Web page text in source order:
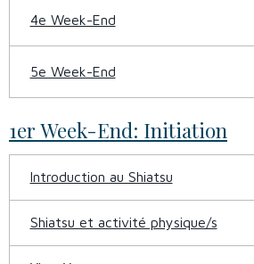
4e Week-End
5e Week-End
1er Week-End: Initiation
Introduction au Shiatsu
Shiatsu et activité physique/s